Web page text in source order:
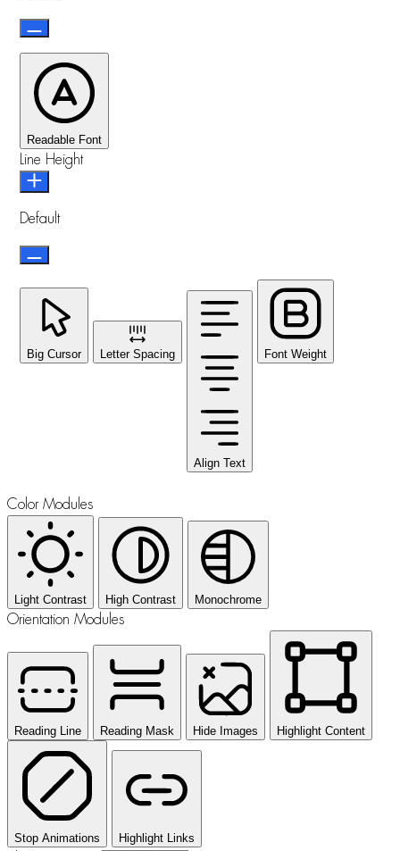
Readable Font
Line Height
Default
Big Cursor Letter Spacing
Align Text
Font Weight
Color Modules
Light Contrast High Contrast Monochrome
Orientation Modules
Reading Line Reading Mask Hide Images Highlight Content
Stop Animations Highlight Links